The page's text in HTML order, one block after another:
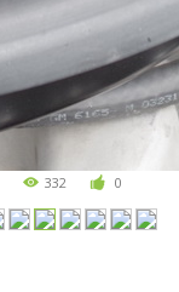
332 0